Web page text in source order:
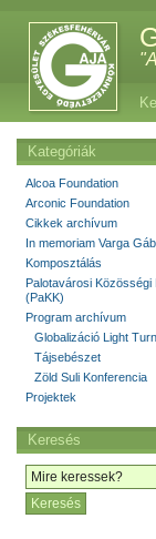
Kategóriák
Alcoa Foundation
Arconic Foundation
Cikkek archívum
In memoriam Varga
Komposztálás
Palotavárosi Közösségi
(PaKK)
Program archívum
Globalizáció Light
Tájsebészet
Zöld Suli Konferencia
Projektek
Keresés